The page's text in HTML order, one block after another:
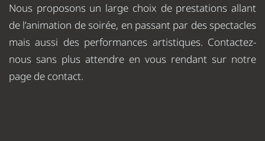
Nous proposons un large choix de prestations allant
de l’animation de soirée, en passant par des spectacles
mais aussi des performances artistiques. Contactez-
nous sans plus attendre en vous rendant sur notre
page de contact.